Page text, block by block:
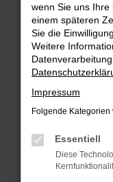
Beim Laden ist
Hier sind ein
Überprüfe
Laden andere
Suchmaschine?
Prüfe deine
können das
verhindern.
anderen
wenn Sie uns Ihre
einem späteren
Sie die
Weitere
Impressum
Folgende
Essentiell
Diese